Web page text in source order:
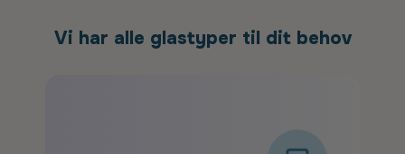
Vi har alle glastyper til dit behov